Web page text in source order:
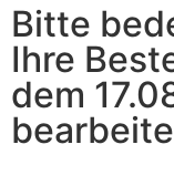
Bitte
Ihre
dem